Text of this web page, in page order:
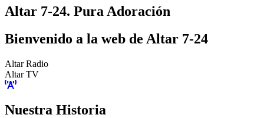
Altar 7-24. Pura Adoración
Bienvenido a la web de Altar 7-24
Altar Radio
Altar TV
Nuestra Historia